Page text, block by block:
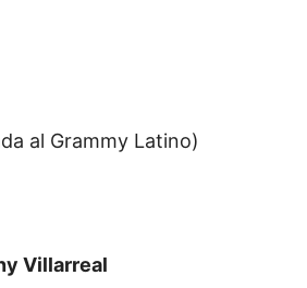
al Grammy Latino)
Villarreal